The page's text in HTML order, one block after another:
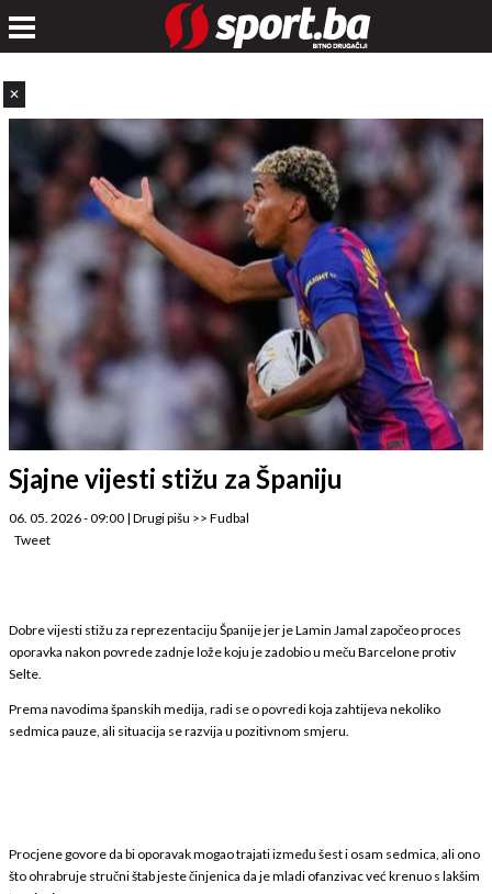
✕
Sjajne vijesti stižu za Španiju
06. 05. 2026 - 09:00 | Drugi pišu >> Fudbal
Tweet
Dobre vijesti stižu za reprezentaciju Španije jer je Lamin Jamal započeo proces
oporavka nakon povrede zadnje lože koju je zadobio u meču Barcelone protiv
Selte.
Prema navodima španskih medija, radi se o povredi koja zahtijeva nekoliko
sedmica pauze, ali situacija se razvija u pozitivnom smjeru.
Procjene govore da bi oporavak mogao trajati između šest i osam sedmica, ali ono
što ohrabruje stručni štab jeste činjenica da je mladi ofanzivac već krenuo s lakšim